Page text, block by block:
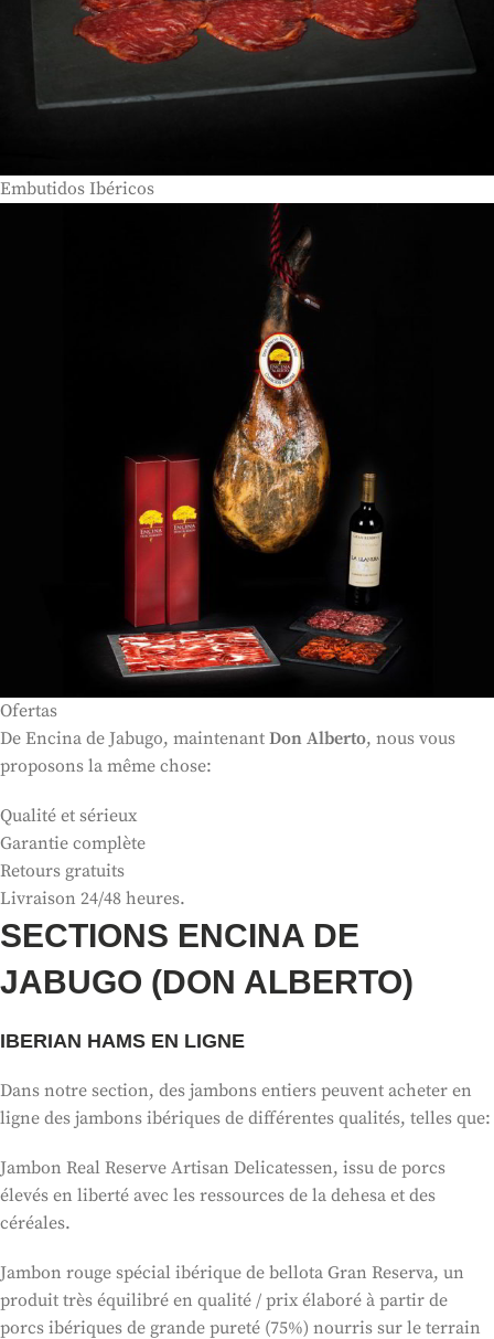
Embutidos Ibéricos
Ofertas
De Encina de Jabugo, maintenant Don Alberto, nous vous
proposons la même chose:
Qualité et sérieux
Garantie complète
Retours gratuits
Livraison 24/48 heures.
SECTIONS ENCINA DE
JABUGO (DON ALBERTO)
IBERIAN HAMS EN LIGNE
Dans notre section, des jambons entiers peuvent acheter en
ligne des jambons ibériques de différentes qualités, telles que:
Jambon Real Reserve Artisan Delicatessen, issu de porcs
élevés en liberté avec les ressources de la dehesa et des
céréales.
Jambon rouge spécial ibérique de bellota Gran Reserva, un
produit très équilibré en qualité / prix élaboré à partir de
porcs ibériques de grande pureté (75%) nourris sur le terrain